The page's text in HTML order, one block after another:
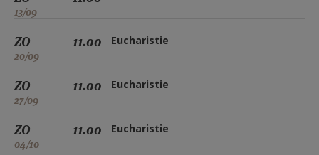
13/09
ZO
20/09
11.00 Eucharistie
ZO
27/09
11.00 Eucharistie
ZO
04/10
11.00 Eucharistie